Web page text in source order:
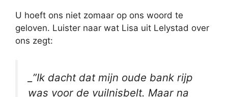
U hoeft ons niet zomaar op ons woord te
geloven. Luister naar wat Lisa uit Lelystad over
ons zegt:
_”Ik dacht dat mijn oude bank rijp
was voor de vuilnisbelt. Maar na